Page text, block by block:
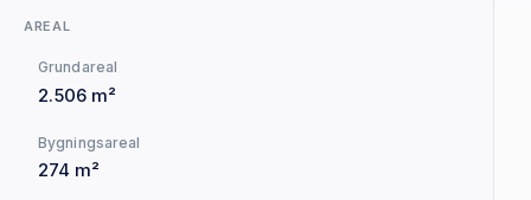
AREAL
Grundareal
2.506 m²
Bygningsareal
274 m²